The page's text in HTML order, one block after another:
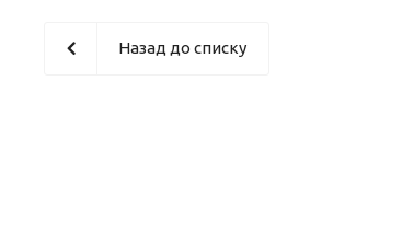
Назад до списку